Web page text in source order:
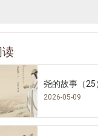
尧的故事（25
2026-05-09